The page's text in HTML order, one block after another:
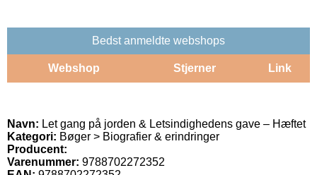
Bedst anmeldte webshops
Webshop Stjerner Link
Navn: Let gang på jorden & Letsindighedens gave – Hæftet
Kategori: Bøger > Biografier & erindringer
Producent:
Varenummer: 9788702272352